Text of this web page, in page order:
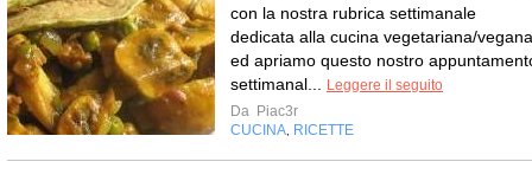
con la nostra rubrica settimanale
dedicata alla cucina vegetariana/vegana
ed apriamo questo nostro
settimanal...
Leggere il seguito
Da Piac3r
CUCINA RICETTE